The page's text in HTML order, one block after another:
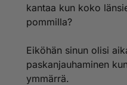
länsieurooppaan
Siihen ei kukaan vastaa
katoaa euroopasta 6
Eu jne...
Sarmattia ei voi edes
kantaa kun koko
pommilla?
Eiköhän sinun olisi
paskanjauhaminen
ymmärrä.